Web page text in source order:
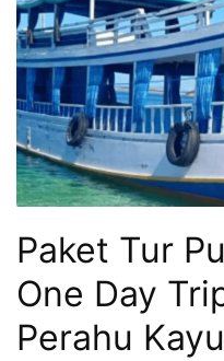
Paket Tur
One Day
Perahu Kayu